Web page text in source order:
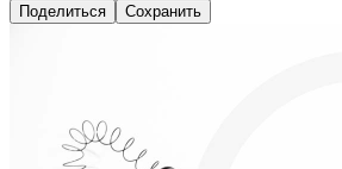
Поделиться Сохранить